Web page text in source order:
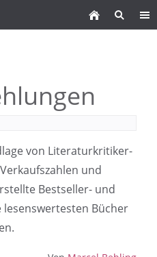
von Literaturkritiker-
und
Bestseller- und
Bücher